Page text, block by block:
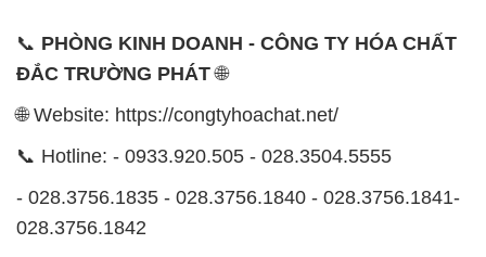
📞 PHÒNG KINH DOANH - CÔNG TY HÓA CHẤT
ĐẮC TRƯỜNG PHÁT🌐
🌐 Website: https://congtyhoachat.net/
📞 Hotline: - 0933.920.505 - 028.3504.5555
- 028.3756.1835 - 028.3756.1840 - 028.3756.1841-
028.3756.1842